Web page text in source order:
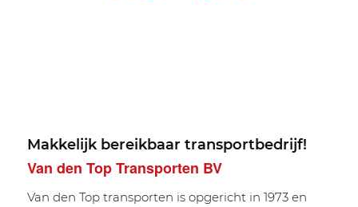
Makkelijk bereikbaar transportbedrijf!
Van den Top Transporten BV
Van den Top transporten is opgericht in 1973 en